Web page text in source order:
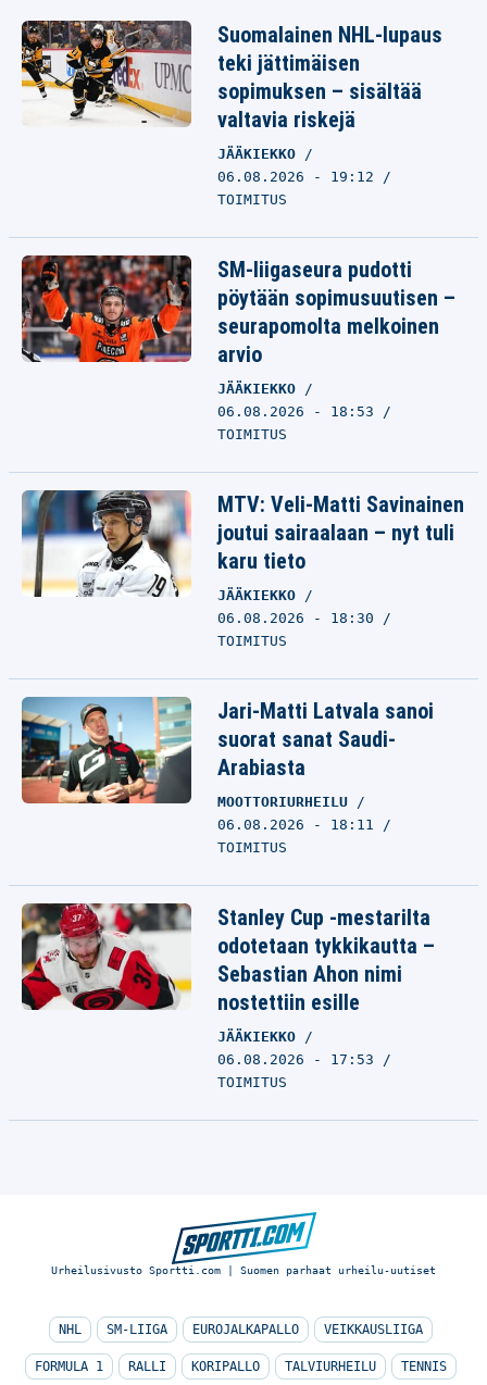
Suomalainen NHL-lupaus
teki jättimäisen
sopimuksen – sisältää
valtavia riskejä
JÄÄKIEKKO
06.08.2026 - 19:12
TOIMITUS
SM-liigaseura pudotti
pöytään sopimusuutisen –
seurapomolta melkoinen
arvio
JÄÄKIEKKO
06.08.2026 - 18:53
TOIMITUS
MTV: Veli-Matti Savinainen
joutui sairaalaan – nyt tuli
karu tieto
JÄÄKIEKKO
06.08.2026 - 18:30
TOIMITUS
Jari-Matti Latvala sanoi
suorat sanat Saudi-
Arabiasta
MOOTTORIURHEILU
06.08.2026 - 18:11
TOIMITUS
Stanley Cup -mestarilta
odotetaan tykkikautta –
Sebastian Ahon nimi
nostettiin esille
JÄÄKIEKKO
06.08.2026 - 17:53
TOIMITUS
Urheilusivusto Sportti.com | Suomen parhaat urheilu-uutiset
NHL SM-LIIGA EUROJALKAPALLO VEIKKAUSLIIGA
FORMULA 1 RALLI KORIPALLO TALVIURHEILU TENNIS